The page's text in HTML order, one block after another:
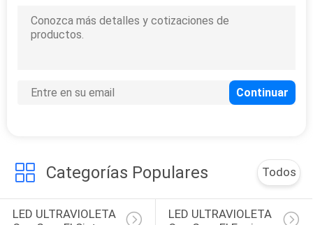
LED ULTRAVIOLETA
32
Categorías Populares Todos
LED ULTRAVIOLETA
LED ULTRAVIOLETA